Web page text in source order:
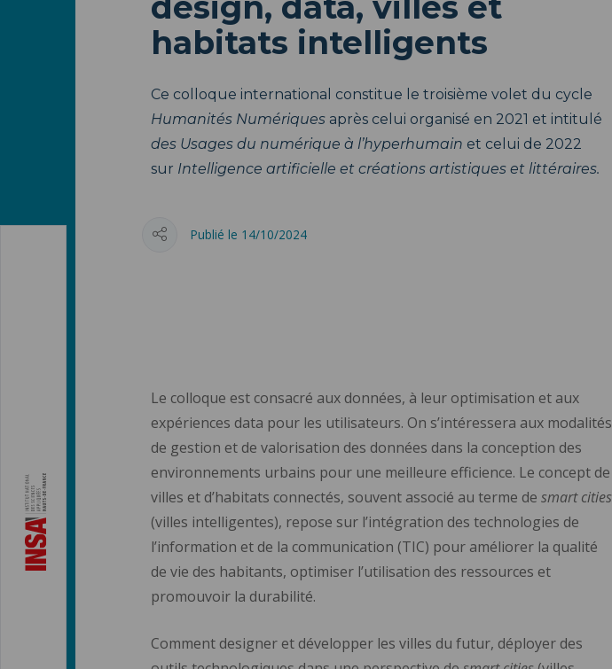
habitats intelligents
Ce colloque international constitue le troisième volet du cycle
Humanités Numériques après celui organisé en 2021 et intitulé
des Usages du numérique à l’hyperhumain et celui de 2022
sur Intelligence artificielle et créations artistiques et littéraires.
Publié le 14/10/2024
Le colloque est consacré aux données, à leur optimisation et aux
expériences data pour les utilisateurs. On s’intéressera aux modalités
de gestion et de valorisation des données dans la conception des
environnements urbains pour une meilleure efficience. Le concept de
villes et d’habitats connectés, souvent associé au terme de smart cities
(villes intelligentes), repose sur l’intégration des technologies de
l’information et de la communication (TIC) pour améliorer la qualité
de vie des habitants, optimiser l’utilisation des ressources et
promouvoir la durabilité.
Comment designer et développer les villes du futur, déployer des